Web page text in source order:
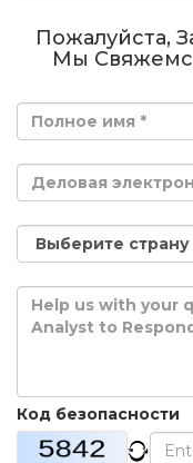
Пожалуйста,
Мы
Код безопасности